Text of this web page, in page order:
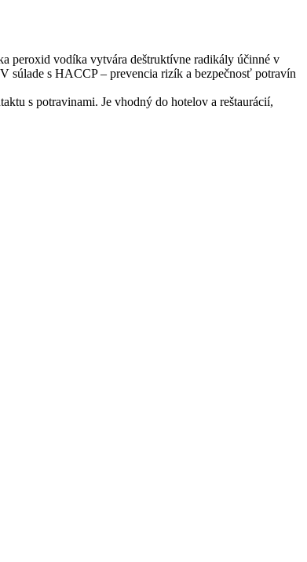
peroxid vodíka vytvára deštruktívne radikály účinné v
súlade s HACCP – prevencia rizík a bezpečnosť potravín
s potravinami. Je vhodný do hotelov a reštaurácií,